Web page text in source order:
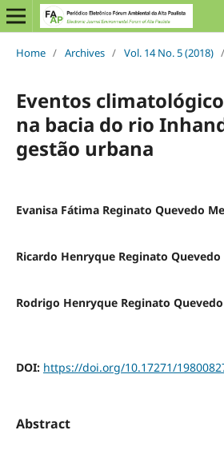
Home / Archives / Vol. 14 No. 5 (2018) /
Eventos
na bacia do rio
gestão urbana
Evanisa Fátima Reginato Quevedo
Ricardo Henryque Reginato Quevedo
Rodrigo Henryque Reginato
DOI: https://doi.org/10.17271/
Abstract